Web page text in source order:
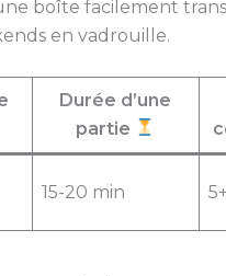
boîte facilement
en vadrouille.
Durée d’une
partie
15-20 min